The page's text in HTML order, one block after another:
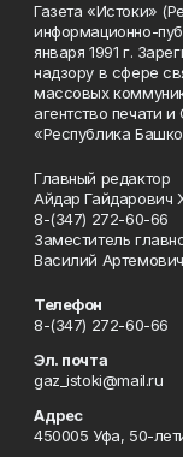
Газета «Истоки»
информационно-
января 1991 г.
надзору в сфере
массовых
агентство
«Республика
Главный редактор
Айдар
8-(347) 272-60-66
Заместитель
Василий
Телефон
8-(347) 272-60-66
Эл. почта
gaz_istoki@mail.ru
Адрес
450005 Уфа, 50-